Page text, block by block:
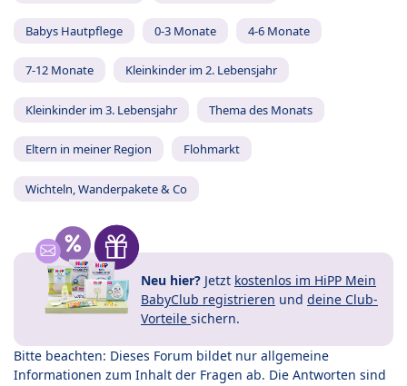
Babys Hautpflege 0-3 Monate 4-6 Monate
7-12 Monate Kleinkinder im 2. Lebensjahr
Kleinkinder im 3. Lebensjahr Thema des Monats
Eltern in meiner Region Flohmarkt
Wichteln, Wanderpakete & Co
Neu hier? Jetzt kostenlos im HiPP Mein
BabyClub registrieren und deine Club-
Vorteile sichern.
Bitte beachten: Dieses Forum bildet nur allgemeine
Informationen zum Inhalt der Fragen ab. Die Antworten sind